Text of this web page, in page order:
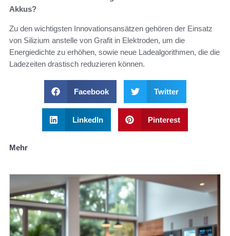
Akkus?
Zu den wichtigsten Innovationsansätzen gehören der Einsatz
von Silizium anstelle von Grafit in Elektroden, um die
Energiedichte zu erhöhen, sowie neue Ladealgorithmen, die die
Ladezeiten drastisch reduzieren können.
Facebook Twitter
LinkedIn Pinterest
Mehr